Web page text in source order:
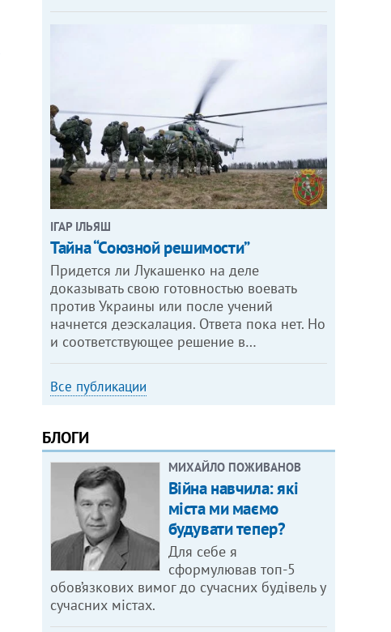
ІГАР ІЛЬЯШ
Тайна “Союзной решимости”
Придется ли Лукашенко на деле
доказывать свою готовностью воевать
против Украины или после учений
начнется деэскалация. Ответа пока нет. Но
и соответствующее решение в…
Все публикации
БЛОГИ
МИХАЙЛО ПОЖИВАНОВ
Війна навчила: які
міста ми маємо
будувати тепер?
Для себе я
сформулював топ-5
обов’язкових вимог до сучасних будівель у
сучасних містах.